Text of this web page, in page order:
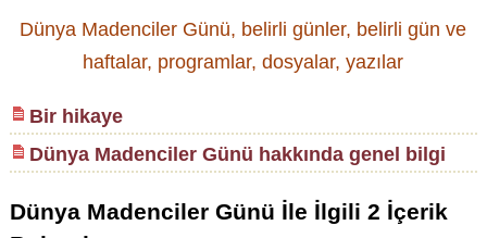
Dünya Madenciler Günü, belirli günler, belirli gün ve
haftalar, programlar, dosyalar, yazılar
Bir hikaye
Dünya Madenciler Günü hakkında genel bilgi
Dünya Madenciler Günü İle İlgili 2 İçerik